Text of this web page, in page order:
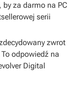
by za darmo na PC
serii
zwrot
odpowiedź na
Digital